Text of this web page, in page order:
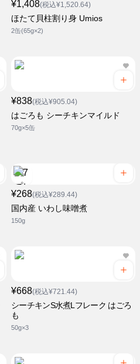
¥1,408(税込¥1,520.64)
ほたて貝柱割り身 Umios
2缶(65g×2)
¥838(税込¥905.04)
はごろも シーチキンマイルド
70g×5缶
¥268(税込¥289.44)
国内産 いわし味噌煮
150g
¥668(税込¥721.44)
シーチキンS水煮Lフレーク はごろ
も
50g×3